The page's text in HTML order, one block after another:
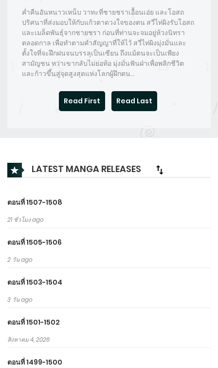
ค่ำคืนอันหนาวเหน็บ วาทะที่ชายชราเอื้อนเอ่ย และโอสถ
ปริศนาที่ส่งมอบให้กับแก้วตาดวงใจของตน สวี่ไท่ผิงรับโอสถ
และเมล็ดพันธุ์จากชายชรา ก่อนที่ท่านจะจมอยู่ห้วงนิทรา
ตลอดกาล เพื่อทำตามคำสัญญาที่ให้ไว้ สวี่ไท่ผิงมุ่งมั่นและ
ตั้งใจที่จะฝึกฝนจนบรรลุเป็นเซียน ถึงแม้ตนจะเป็นเพียง
สามัญชน ทว่าเขากลับไม่ย่อท้อ มุ่งมั่นฟันฝ่าเพื่อพลิกชีวิต
และก้าวขึ้นสู่จุดสูงสุดแห่งโลกผู้ฝึกตน…
Read First Read Last
LATEST MANGA RELEASES
ตอนที่ 1507-1508
21 ชั่วโมง ago
ตอนที่ 1505-1506
2 วัน ago
ตอนที่ 1503-1504
3 วัน ago
ตอนที่ 1501-1502
สิงหาคม 4, 2026
ตอนที่ 1499-1500